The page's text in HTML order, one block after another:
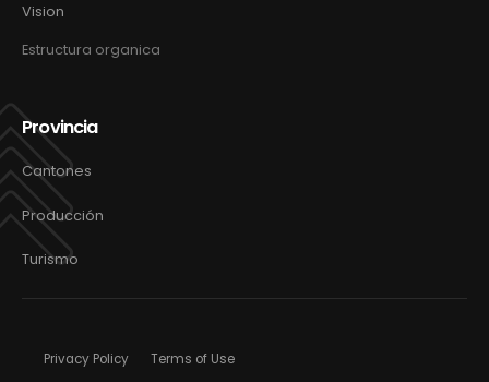
Vision
Estructura organica
Provincia
Cantones
Producción
Turismo
Privacy Policy Terms of Use